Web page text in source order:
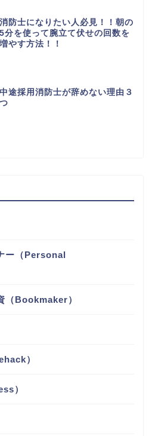
消防士になりたい人必見！！朝の
5分を使って腕立て伏せの回数を
増やす方法！！
中途採用消防士が辞めない理由３
つ
ー（Personal
（Bookmaker）
）
）